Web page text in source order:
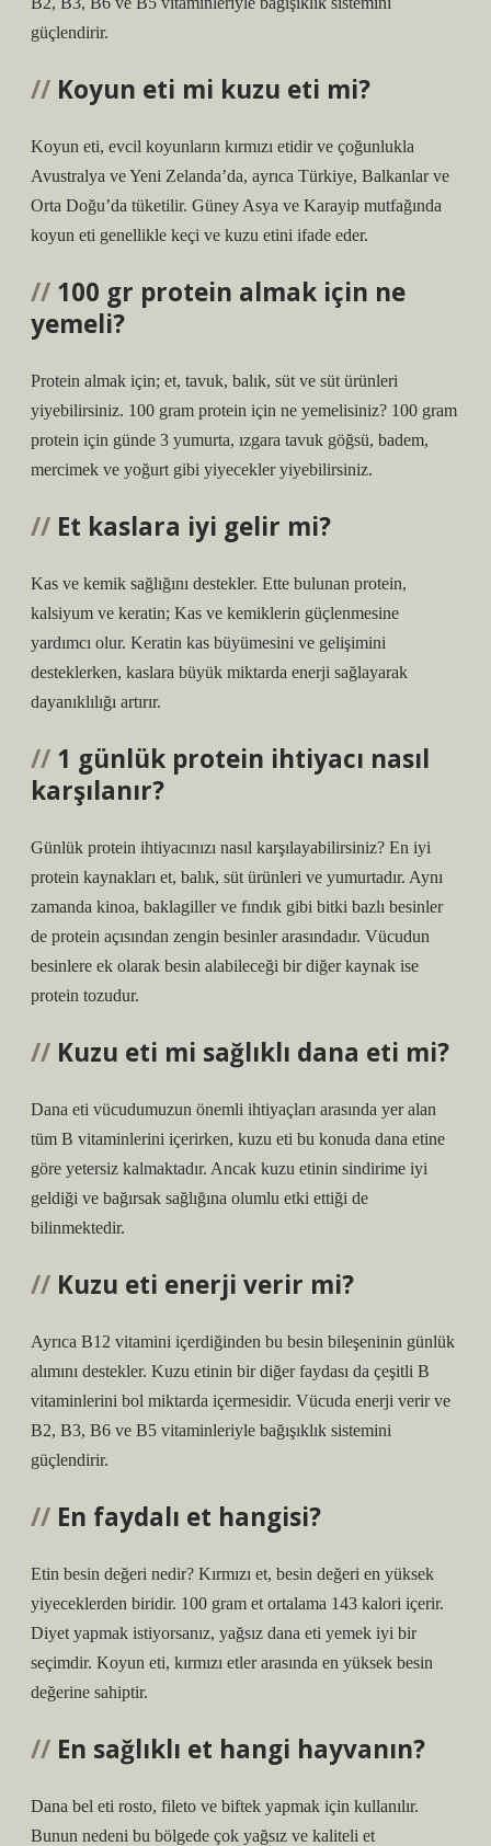
güçlendirir.
Koyun eti mi kuzu eti mi?
Koyun eti, evcil koyunların kırmızı etidir ve çoğunlukla
Avustralya ve Yeni Zelanda’da, ayrıca Türkiye, Balkanlar ve
Orta Doğu’da tüketilir. Güney Asya ve Karayip mutfağında
koyun eti genellikle keçi ve kuzu etini ifade eder.
100 gr protein almak için ne
yemeli?
Protein almak için; et, tavuk, balık, süt ve süt ürünleri
yiyebilirsiniz. 100 gram protein için ne yemelisiniz? 100 gram
protein için günde 3 yumurta, ızgara tavuk göğsü, badem,
mercimek ve yoğurt gibi yiyecekler yiyebilirsiniz.
Et kaslara iyi gelir mi?
Kas ve kemik sağlığını destekler. Ette bulunan protein,
kalsiyum ve keratin; Kas ve kemiklerin güçlenmesine
yardımcı olur. Keratin kas büyümesini ve gelişimini
desteklerken, kaslara büyük miktarda enerji sağlayarak
dayanıklılığı artırır.
1 günlük protein ihtiyacı nasıl
karşılanır?
Günlük protein ihtiyacınızı nasıl karşılayabilirsiniz? En iyi
protein kaynakları et, balık, süt ürünleri ve yumurtadır. Aynı
zamanda kinoa, baklagiller ve fındık gibi bitki bazlı besinler
de protein açısından zengin besinler arasındadır. Vücudun
besinlere ek olarak besin alabileceği bir diğer kaynak ise
protein tozudur.
Kuzu eti mi sağlıklı dana eti mi?
Dana eti vücudumuzun önemli ihtiyaçları arasında yer alan
tüm B vitaminlerini içerirken, kuzu eti bu konuda dana etine
göre yetersiz kalmaktadır. Ancak kuzu etinin sindirime iyi
geldiği ve bağırsak sağlığına olumlu etki ettiği de
bilinmektedir.
Kuzu eti enerji verir mi?
Ayrıca B12 vitamini içerdiğinden bu besin bileşeninin günlük
alımını destekler. Kuzu etinin bir diğer faydası da çeşitli B
vitaminlerini bol miktarda içermesidir. Vücuda enerji verir ve
B2, B3, B6 ve B5 vitaminleriyle bağışıklık sistemini
güçlendirir.
En faydalı et hangisi?
Etin besin değeri nedir? Kırmızı et, besin değeri en yüksek
yiyeceklerden biridir. 100 gram et ortalama 143 kalori içerir.
Diyet yapmak istiyorsanız, yağsız dana eti yemek iyi bir
seçimdir. Koyun eti, kırmızı etler arasında en yüksek besin
değerine sahiptir.
En sağlıklı et hangi hayvanın?
Dana bel eti rosto, fileto ve biftek yapmak için kullanılır.
Bunun nedeni bu bölgede çok yağsız ve kaliteli et